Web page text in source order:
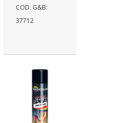
COD. G&B:
37712